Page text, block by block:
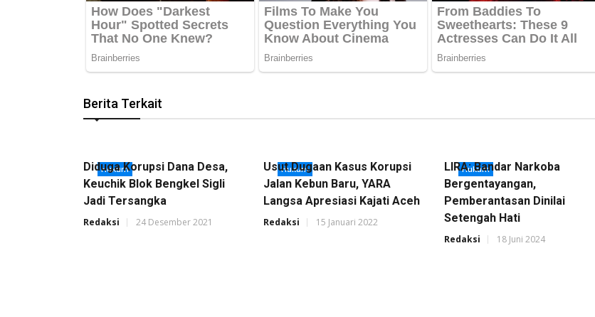
Berita Terkait
Hukum
Diduga Korupsi Dana Desa,
Keuchik Blok Bengkel Sigli
Jadi Tersangka
Redaksi 24 Desember 2021
Hukum
Usut Dugaan Kasus Korupsi
Jalan Kebun Baru, YARA
Langsa Apresiasi Kajati Aceh
Redaksi 15 Januari 2022
Hukum
LIRA: Bandar Narkoba
Bergentayangan,
Pemberantasan Dinilai
Setengah Hati
Redaksi 18 Juni 2024